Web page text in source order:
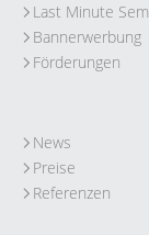
Last Minute
Bannerwerbung
Förderungen
News
Preise
Referenzen